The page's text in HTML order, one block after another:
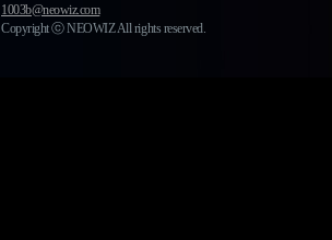
1003b@neowiz.com
Copyright ⓒ NEOWIZ All rights reserved.